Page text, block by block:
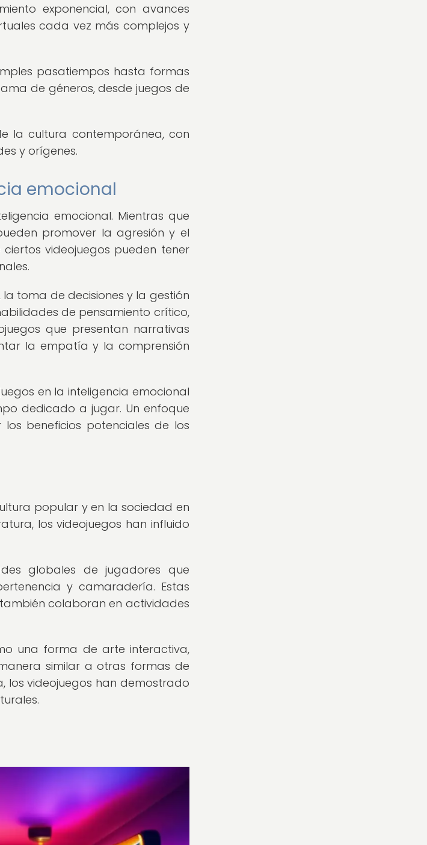
exponencial, con avances
cada vez más complejos y
pasatiempos hasta formas
de géneros, desde juegos de
la cultura contemporánea, con
y orígenes.
emocional
emocional. Mientras que
promover la agresión y el
videojuegos pueden tener
toma de decisiones y la gestión
de pensamiento crítico,
que presentan narrativas
la empatía y la comprensión
en la inteligencia emocional
dedicado a jugar. Un enfoque
beneficios potenciales de los
popular y en la sociedad en
los videojuegos han influido
globales de jugadores que
y camaradería. Estas
colaboran en actividades
una forma de arte interactiva,
similar a otras formas de
los videojuegos han demostrado